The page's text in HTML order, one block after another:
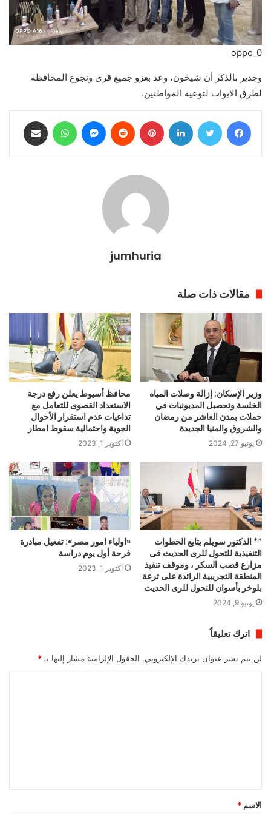
oppo_0
وجدير بالذكر أن شيخون، وعد بغزو جميع قرى ونجوع المحافظة
لطرق الابواب لتوعية المواطنين.
فيسبوك تويتر لينكدإن بينتيريست ماسنجر واتساب
jumhuria
مقالات ذات صلة
وزير الإسكان: إزالة وصلات المياه
الخلسة وتحصيل المديونيات في
حملات بمدن العاشر من رمضان
والشروق والمنيا الجديدة
يونيو 27, 2024
محافظ أسيوط يعلن رفع درجة
الاستعداد القصوى للتعامل مع
تداعيات عدم استقرار الأحوال
الجوية واحتمالية سقوط امطار
أكتوبر 1, 2023
** الدكتور سويلم يتابع الخطوات
التنفيذية للتحول للرى الحديث فى
مزارع قصب السكر ، وموقف تنفيذ
المنطقة التجريبية الرائدة على ترعة
بلوخر بأسوان للتحول للرى الحديث
يونيو 9, 2024
«اولياء امور مصر»: تفعيل مبادرة
فرحة أول يوم دراسة
أكتوبر 1, 2023
اترك تعليقاً
لن يتم نشر عنوان بريدك الإلكتروني. الحقول الإلزامية مشار إليها بـ *
ق
*
الاسم *